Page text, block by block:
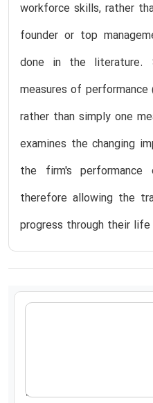
workforce skills, rather
founder or top
done in the literature.
measures of
rather than simply one
examines the changing
the firm's performance
therefore allowing the
progress through their life